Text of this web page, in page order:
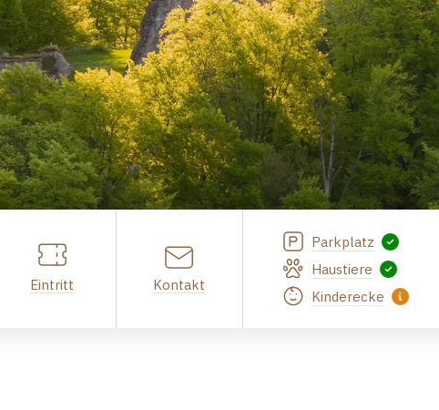
Eintritt Kontakt
Parkplatz
Haustiere
Kinderecke